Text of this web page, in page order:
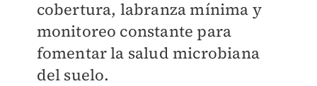
cobertura, labranza mínima y
monitoreo constante para
fomentar la salud microbiana
del suelo.